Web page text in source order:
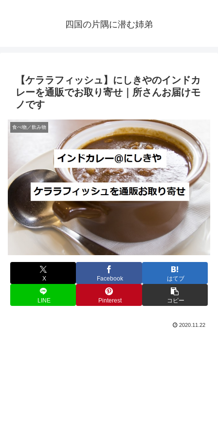
四国の片隅に潜む姉弟
【ケララフィッシュ】にしきやのインドカ
レーを通販でお取り寄せ｜所さんお届けモ
ノです
食べ物／飲み物
X Facebook はてブ
LINE Pinterest コピー
2020.11.22